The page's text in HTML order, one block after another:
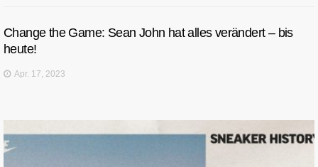
Change the Game: Sean John hat alles verändert – bis
heute!
Apr. 17, 2023